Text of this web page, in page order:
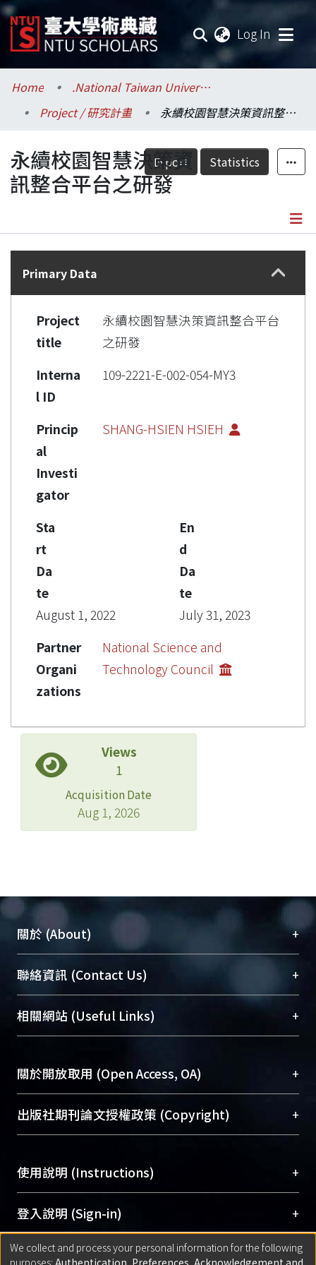
Log In
Communities & Collections
Research Outputs
Fundings & Projects
Researchers
Statistics
Home
.National Taiwan University / 國立臺灣大學
Project / 研究計畫
永續校園智慧決策資訊整合平台之研發
Export Statistics
永續校園智慧決策資
訊整合平台之研發
Details
Primary Data
Project
title
永續校園智慧決策資訊整合平台
之研發
Interna
l ID
109-2221-E-002-054-MY3
Princip
al
Investi
gator
SHANG-HSIEN HSIEH
Sta
rt
Da
te
August 1, 2022
En
d
Da
te
July 31, 2023
Partner
Organi
zations
National Science and
Technology Council
Views
1
Acquisition Date
Aug 1, 2026
關於 (About) +
臺大位居世界頂尖大學之列，為永久珍藏及向國際
展現本校豐碩的研究成果及學術能量，圖書館整合
機構典藏（NTUR）與學術庫（AH）不同功能平
台，成為臺大學術典藏NTU scholars。期能整合研
成果。
To permanently archive and promote researcher
profiles and scholarly works, Library integrates the
services of “NTU Repository” with “Academic
聯絡資訊 (Contact Us) +
總館學科館員(Main Library)
醫學圖書館學科館員(Medical Library)
Sciences Library)
相關網站 (Useful Links) +
關於開放取用 (Open Access, OA) +
開放取用是從使用者角度提升資訊取用性的社會運
動，應用在學術研究上是透過將研究著作公開供使
用逐年攀升。同時可加速研究發展、提升研究影響
Archive）平台。 （點選深入了解OA）
出版社期刊論文授權政策 (Copyright) +
含部分內容的版權非匯入者所有，或由第三方贊
助與合作完成，請確認該版權所有者及第三方同
意提供此授權。
Please represent that the submission is your
original work, and that you have the right to
使用說明 (Instructions) +
網站簡介(Quickstart Guide)
使用手冊(Instruction Manual)
線上預約服務(Booking Service)
登入說明 (Sign-in) +
方案一：臺灣大學計算機中心帳號登入
匯入著作 (Submission) +
We collect and process your personal information for the following
purposes: Authentication, Preferences, Acknowledgement and